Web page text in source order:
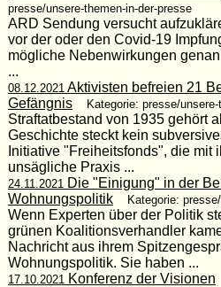
presse/unsere-themen-in-der-presse
ARD Sendung versucht
vor der oder den Covid-19
mögliche Nebenwirkungen
...
08.12.2021 Aktivisten befreien 21
Gefängnis
Kategorie: presse/
Straftatbestand von 1935 gehört
Geschichte steckt kein
Initiative "Freiheitsfonds", die mit
unsägliche Praxis ...
24.11.2021 Die "Einigung" in der
Wohnungspolitik
Kategorie:
Wenn Experten über der Politik
grünen Koalitionsverhandler
Nachricht aus ihrem
Wohnungspolitik. Sie haben ...
17.10.2021 Konferenz der Visionen